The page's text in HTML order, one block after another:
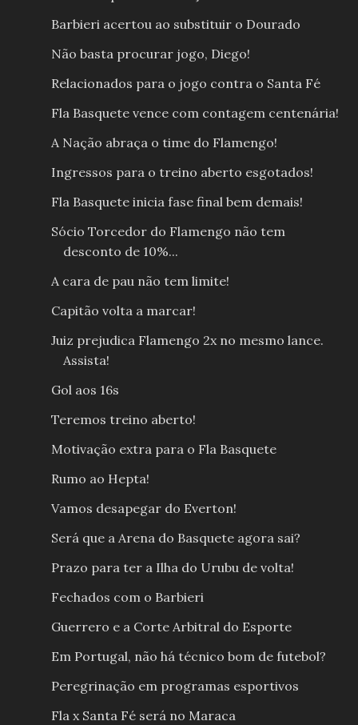
Barbieri acertou ao substituir o Dourado
Não basta procurar jogo, Diego!
Relacionados para o jogo contra o Santa Fé
Fla Basquete vence com contagem centenária!
A Nação abraça o time do Flamengo!
Ingressos para o treino aberto esgotados!
Fla Basquete inicia fase final bem demais!
Sócio Torcedor do Flamengo não tem
desconto de 10%...
A cara de pau não tem limite!
Capitão volta a marcar!
Juiz prejudica Flamengo 2x no mesmo lance.
Assista!
Gol aos 16s
Teremos treino aberto!
Motivação extra para o Fla Basquete
Rumo ao Hepta!
Vamos desapegar do Everton!
Será que a Arena do Basquete agora sai?
Prazo para ter a Ilha do Urubu de volta!
Fechados com o Barbieri
Guerrero e a Corte Arbitral do Esporte
Em Portugal, não há técnico bom de futebol?
Peregrinação em programas esportivos
Fla x Santa Fé será no Maraca